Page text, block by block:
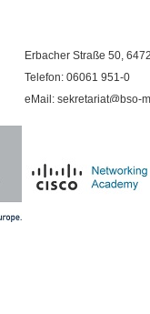
Erbacher Straße 50,
Telefon: 06061 951-0
eMail: sekretariat@bso-